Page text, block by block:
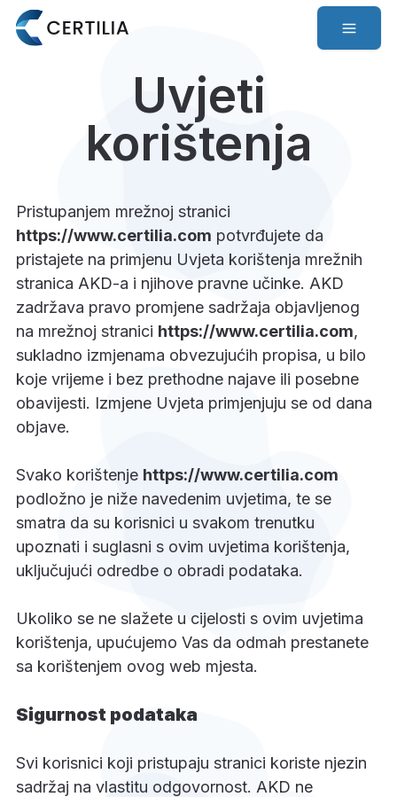
Uvjeti
korištenja
Pristupanjem mrežnoj stranici
https://www.certilia.com potvrđujete da
pristajete na primjenu Uvjeta korištenja mrežnih
stranica AKD-a i njihove pravne učinke. AKD
zadržava pravo promjene sadržaja objavljenog
na mrežnoj stranici https://www.certilia.com,
sukladno izmjenama obvezujućih propisa, u bilo
koje vrijeme i bez prethodne najave ili posebne
obavijesti. Izmjene Uvjeta primjenjuju se od dana
objave.
Svako korištenje https://www.certilia.com
podložno je niže navedenim uvjetima, te se
smatra da su korisnici u svakom trenutku
upoznati i suglasni s ovim uvjetima korištenja,
uključujući odredbe o obradi podataka.
Ukoliko se ne slažete u cijelosti s ovim uvjetima
korištenja, upućujemo Vas da odmah prestanete
sa korištenjem ovog web mjesta.
Sigurnost podataka
Svi korisnici koji pristupaju stranici koriste njezin
sadržaj na vlastitu odgovornost. AKD ne